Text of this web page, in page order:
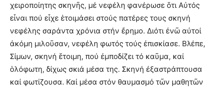
χειροποίητης σκηνῆς, μέ νεφέλη φανέρωσε ὅτι Αὐτός
εἶναι πού εἶχε ἑτοιμάσει στούς πατέρες τους σκηνή
νεφέλης σαράντα χρόνια στήν ἔρημο. Διότι ἐνῶ αὐτοί
ἀκόμη μιλοῦσαν, νεφέλη φωτός τούς ἐπισκίασε. Βλέπε,
Σίμων, σκηνή ἕτοιμη, πού ἐμποδίζει τό καῦμα, καί
ὁλόφωτη, δίχως σκιά μέσα της. Σκηνή ἐξαστράπτουσα
καί φωτίζουσα. Καί μέσα στόν θαυμασμό τῶν μαθητῶν